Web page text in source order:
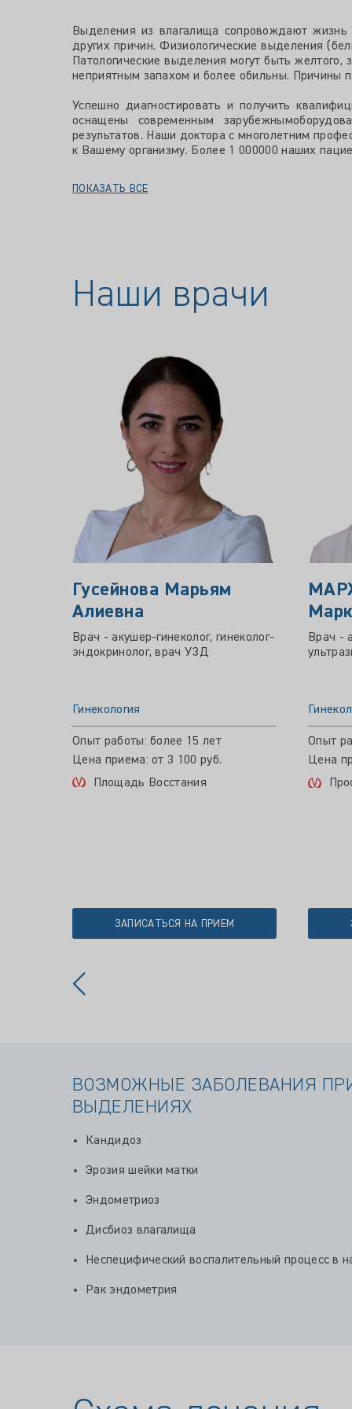
Выделения из влагалища сопровождают жизнь
других причин. Физиологические выделения
Патологические выделения могут быть
неприятным запахом и более обильны. Причины
Успешно диагностировать и получить
оснащены современным
результатов. Наши доктора с многолетним
к Вашему организму. Более 1 000000 наших
ПОКАЗАТЬ ВСЕ
Наши врачи
Гусейнова Марьям
Алиевна
Врач - акушер-гинеколог, гинеколог-
эндокринолог, врач УЗД
Гинекология
Опыт работы: более 15 лет
Цена приема: от 3 100 руб.
Площадь Восстания
ЗАПИСАТЬСЯ НА ПРИЕМ
Врач -
Опыт
Цена
ВОЗМОЖНЫЕ ЗАБОЛЕВАНИЯ
ВЫДЕЛЕНИЯХ
Кандидоз
Эрозия шейки матки
Эндометриоз
Дисбиоз влагалища
Неспецифический воспалительный процесс в
Рак эндометрия